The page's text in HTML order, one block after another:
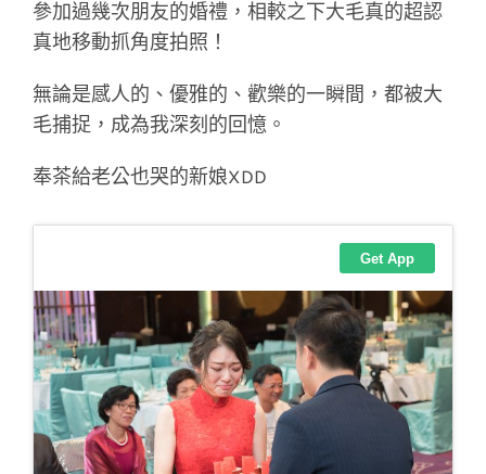
參加過幾次朋友的婚禮，相較之下大毛真的超認
真地移動抓角度拍照！
無論是感人的、優雅的、歡樂的一瞬間，都被大
毛捕捉，成為我深刻的回憶。
奉茶給老公也哭的新娘XDD